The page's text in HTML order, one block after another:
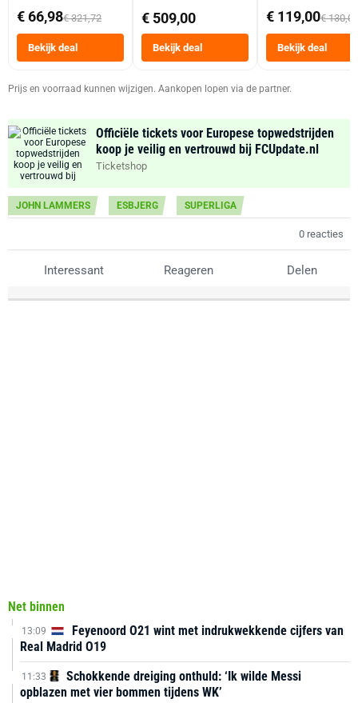
abonnement
€ 66,98€ 321,72
Bekijk deal
€ 509,00
Bekijk deal
Dubbele Mand 9
Tot 6 Personen
Heteluchtfriteuse
Zwart
€ 119,00€ 130,00
Bekijk deal
Prijs en voorraad kunnen wijzigen. Aankopen lopen via de partner.
Officiële tickets voor Europese topwedstrijden
koop je veilig en vertrouwd bij FCUpdate.nl
Ticketshop
JOHN LAMMERS ESBJERG SUPERLIGA
0 reacties
Interessant Reageren Delen
Net binnen
13:09
Feyenoord O21 wint met indrukwekkende cijfers van
Real Madrid O19
11:33
Schokkende dreiging onthuld: ‘Ik wilde Messi
opblazen met vier bommen tijdens WK’